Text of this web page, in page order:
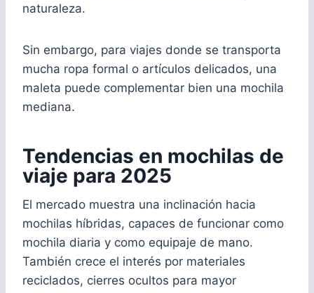
naturaleza.
Sin embargo, para viajes donde se transporta
mucha ropa formal o artículos delicados, una
maleta puede complementar bien una mochila
mediana.
Tendencias en mochilas de
viaje para 2025
El mercado muestra una inclinación hacia
mochilas híbridas, capaces de funcionar como
mochila diaria y como equipaje de mano.
También crece el interés por materiales
reciclados, cierres ocultos para mayor